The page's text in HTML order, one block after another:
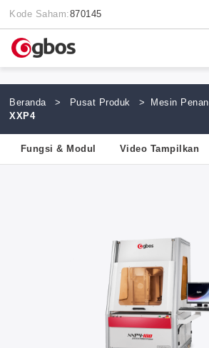
Kode Saham:870145
Beranda > Pusat Produk > Mesin
XXP4
Fungsi & Modul Video Tampilkan